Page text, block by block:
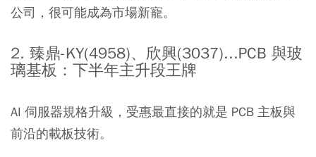
公司，很可能成為市場新寵。
2. 臻鼎-KY(4958)、欣興(3037)...PCB 與玻
璃基板：下半年主升段王牌
AI 伺服器規格升級，受惠最直接的就是 PCB 主板與
前沿的載板技術。